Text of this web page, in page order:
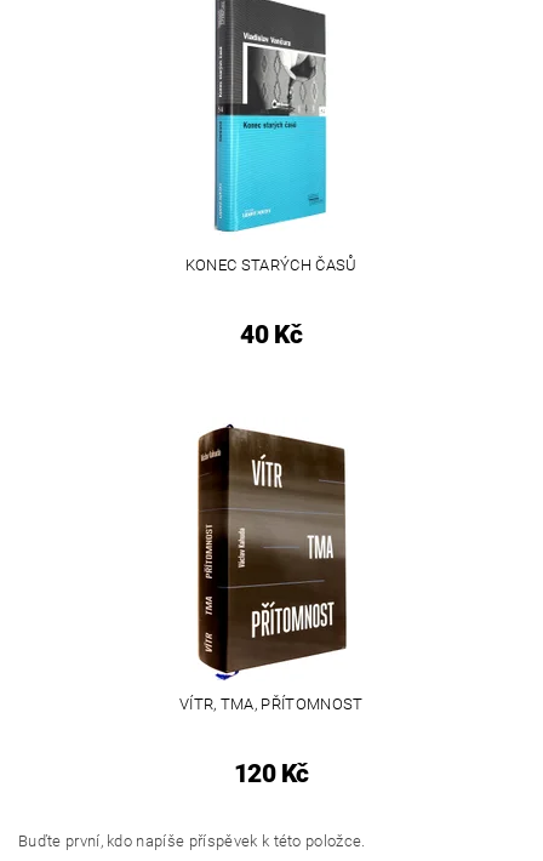
KONEC STARÝCH ČASŮ
40 Kč
VÍTR, TMA, PŘÍTOMNOST
120 Kč
Buďte první, kdo napíše příspěvek k této položce.